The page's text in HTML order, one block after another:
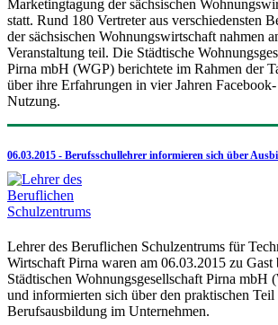
Marketingtagung der sächsischen
statt. Rund 180 Vertreter aus verschiedensten
der sächsischen Wohnungswirtschaft nahmen
Veranstaltung teil. Die Städtische
Pirna mbH (WGP) berichtete im Rahmen der
über ihre Erfahrungen in vier Jahren Facebook-
Nutzung.
06.03.2015 - Berufsschullehrer informieren sich über
Lehrer des Beruflichen Schulzentrums für
Wirtschaft Pirna waren am 06.03.2015 zu Gast
Städtischen Wohnungsgesellschaft Pirna mbH
und informierten sich über den praktischen Teil
Berufsausbildung im Unternehmen.